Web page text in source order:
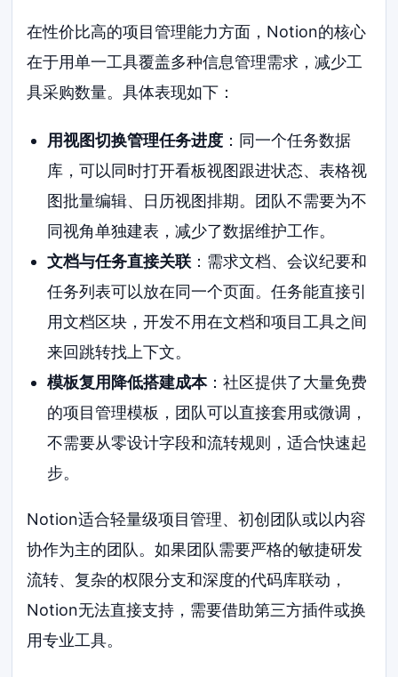
在性价比高的项目管理能力方面，Notion的核心
在于用单一工具覆盖多种信息管理需求，减少工
具采购数量。具体表现如下：
用视图切换管理任务进度：同一个任务数据
库，可以同时打开看板视图跟进状态、表格视
图批量编辑、日历视图排期。团队不需要为不
同视角单独建表，减少了数据维护工作。
文档与任务直接关联：需求文档、会议纪要和
任务列表可以放在同一个页面。任务能直接引
用文档区块，开发不用在文档和项目工具之间
来回跳转找上下文。
模板复用降低搭建成本：社区提供了大量免费
的项目管理模板，团队可以直接套用或微调，
不需要从零设计字段和流转规则，适合快速起
步。
Notion适合轻量级项目管理、初创团队或以内容
协作为主的团队。如果团队需要严格的敏捷研发
流转、复杂的权限分支和深度的代码库联动，
Notion无法直接支持，需要借助第三方插件或换
用专业工具。